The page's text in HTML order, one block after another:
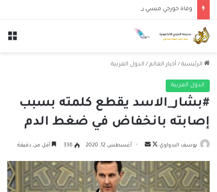
وفاة خورخي ميسي والد النجم الأرجنتيني ليونيل ميسي عن عمر 68 عاماً
الرئيسية / أخبار العالم / الدول العربية
الدول العربية
#بشار_الاسد يقطع كلمته بسبب
إصابته بانخفاض في ضغط الدم
يوسف البدواوي
تابعأرسل
إلكترونيا
أغسطس 12, 2020 336 أقل من دقيقة